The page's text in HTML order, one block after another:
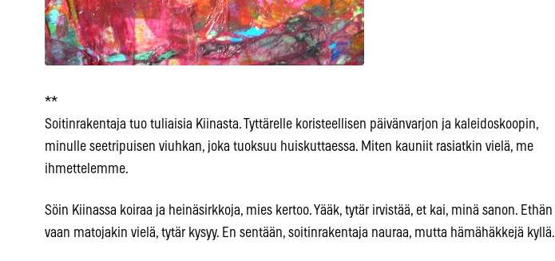
**
Soitinrakentaja tuo tuliaisia Kiinasta. Tyttärelle koristeellisen päivänvarjon ja kaleidoskoopin,
minulle seetripuisen viuhkan, joka tuoksuu huiskuttaessa. Miten kauniit rasiatkin vielä, me
ihmettelemme.
Söin Kiinassa koiraa ja heinäsirkkoja, mies kertoo. Yääk, tytär irvistää, et kai, minä sanon. Ethän
vaan matojakin vielä, tytär kysyy. En sentään, soitinrakentaja nauraa, mutta hämähäkkejä kyllä.